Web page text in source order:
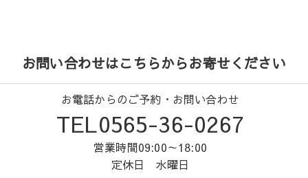
お問い合わせはこちらからお寄せください
お電話からのご予約・お問い合わせ
TEL0565-36-0267
営業時間09:00～18:00
定休日 水曜日